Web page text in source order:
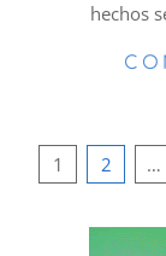
hechos
1 2 …